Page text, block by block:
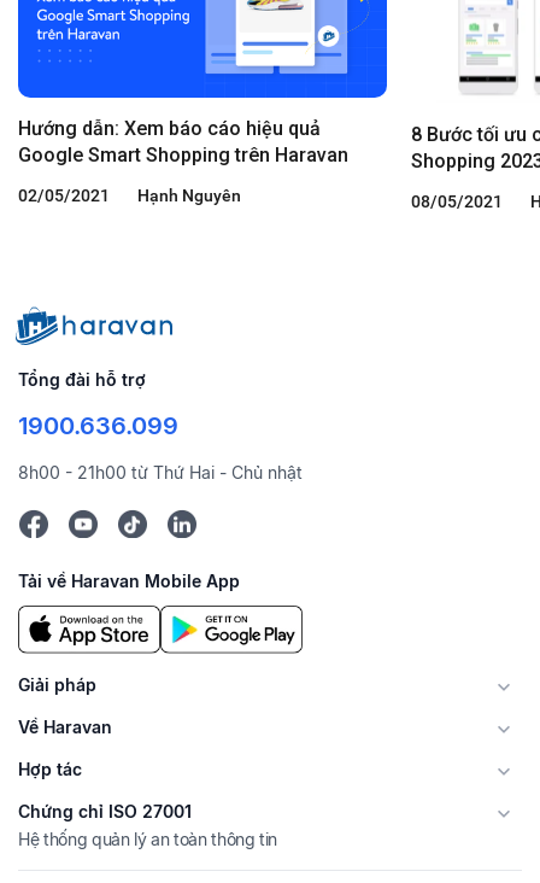
Hướng dẫn: Xem báo cáo hiệu quả
Google Smart Shopping trên Haravan
02/05/2021 Hạnh Nguyên
8 Bước tối ưu
Shopping
08/05/2021
Tổng đài hỗ trợ
1900.636.099
8h00 - 21h00 từ Thứ Hai - Chủ nhật
Tải về Haravan Mobile App
Giải pháp
Về Haravan
Hợp tác
Chứng chỉ ISO 27001
Hệ thống quản lý an toàn thông tin